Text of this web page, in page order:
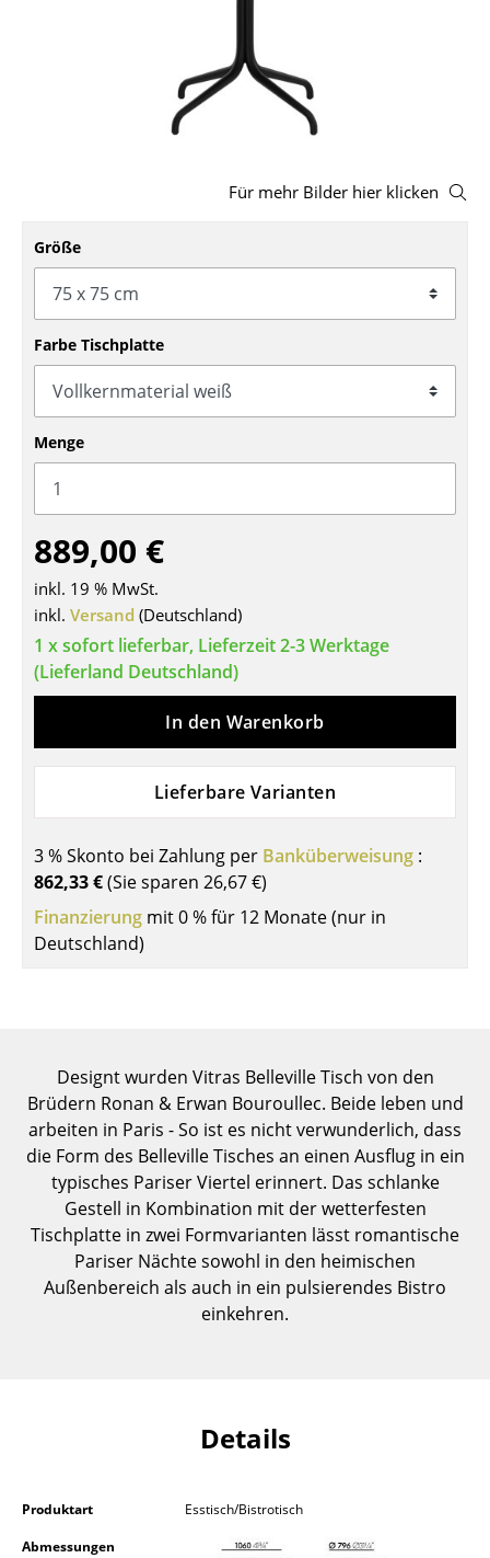
Schaukelstühle
Bürodrehstühle
Konferenzstühle
Bürosessel
Einzelteile
... alle Sitzmöbel
Tische
Esstische
Beistelltische
Couchtische
Schreibtische
Konferenztische
Kindertische
Gartentische
Servierwagen
Aufbewahren
Regale & Schränke
Bücherregale
Wandregale
Sideboards & Kommoden
Für mehr Bilder hier klicken
Größe
Farbe Tischplatte
Menge
889,00 €
inkl. 19 % MwSt.
inkl. Versand (Deutschland)
1 x sofort lieferbar, Lieferzeit 2-3 Werktage
(Lieferland Deutschland)
In den Warenkorb
Lieferbare Varianten
3 % Skonto bei Zahlung per Banküberweisung :
862,33 €(Sie sparen 26,67 €)
Finanzierung mit 0 % für 12 Monate (nur in
Deutschland)
Designt wurden Vitras Belleville Tisch von den
Brüdern Ronan & Erwan Bouroullec. Beide leben und
arbeiten in Paris - So ist es nicht verwunderlich, dass
die Form des Belleville Tisches an einen Ausflug in ein
typisches Pariser Viertel erinnert. Das schlanke
Gestell in Kombination mit der wetterfesten
Tischplatte in zwei Formvarianten lässt romantische
Pariser Nächte sowohl in den heimischen
Außenbereich als auch in ein pulsierendes Bistro
einkehren.
Details
Produktart
Esstisch/Bistrotisch
Abmessungen